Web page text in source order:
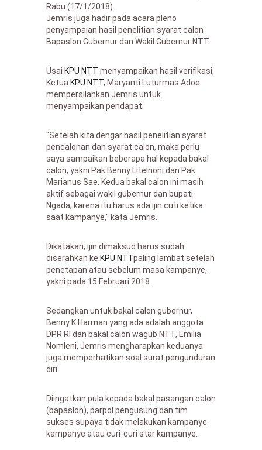
Rabu (17/1/2018).
Jemris juga hadir pada acara pleno
penyampaian hasil penelitian syarat calon
Bapaslon Gubernur dan Wakil Gubernur NTT.
Usai KPU NTT menyampaikan hasil verifikasi,
Ketua KPU NTT, Maryanti Luturmas Adoe
mempersilahkan Jemris untuk
menyampaikan pendapat.
"Setelah kita dengar hasil penelitian syarat
pencalonan dan syarat calon, maka perlu
saya sampaikan beberapa hal kepada bakal
calon, yakni Pak Benny Litelnoni dan Pak
Marianus Sae. Kedua bakal calon ini masih
aktif sebagai wakil gubernur dan bupati
Ngada, karena itu harus ada ijin cuti ketika
saat kampanye," kata Jemris.
Dikatakan, ijin dimaksud harus sudah
diserahkan ke KPU NTTpaling lambat setelah
penetapan atau sebelum masa kampanye,
yakni pada 15 Februari 2018.
Sedangkan untuk bakal calon gubernur,
Benny K Harman yang ada adalah anggota
DPR RI dan bakal calon wagub NTT, Emilia
Nomleni, Jemris mengharapkan keduanya
juga memperhatikan soal surat pengunduran
diri.
Diingatkan pula kepada bakal pasangan calon
(bapaslon), parpol pengusung dan tim
sukses supaya tidak melakukan kampanye-
kampanye atau curi-curi star kampanye.